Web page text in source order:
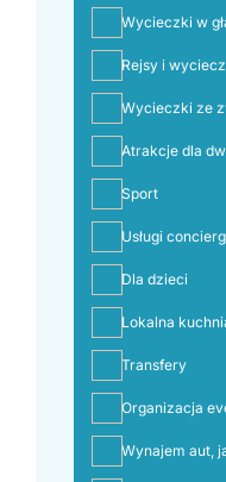
Wycieczki w
Rejsy i
Wycieczki ze
Atrakcje dla
Sport
Usługi
Dla dzieci
Lokalna
Transfery
Organizacja
Wynajem aut,